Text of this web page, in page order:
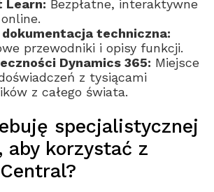
Learn: Bezpłatne, interaktywne
techniczna:
przewodniki i opisy funkcji.
Dynamics 365: Miejsce
z tysiącami
z całego świata.
specjalistycznej
aby korzystać z